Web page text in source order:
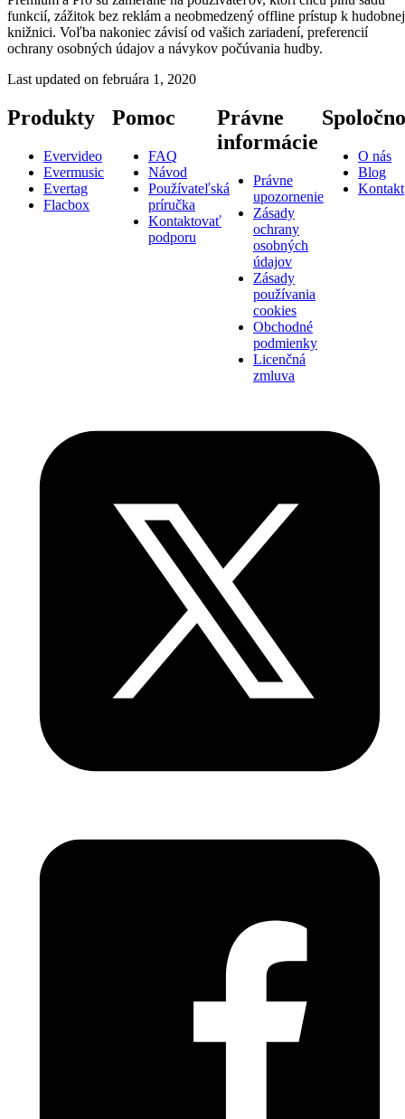
funkcií, zážitok bez reklám a neobmedzený offline prístup k hudobnej
knižnici. Voľba nakoniec závisí od vašich zariadení, preferencií
ochrany osobných údajov a návykov počúvania hudby.
Last updated on februára 1, 2020
Produkty
Evervideo
Evermusic
Evertag
Flacbox
Pomoc
FAQ
Návod
Používateľská
príručka
Kontaktovať
podporu
Právne
informácie
Právne
upozornenie
Zásady
ochrany
osobných
údajov
Zásady
používania
cookies
Obchodné
podmienky
Licenčná
zmluva
O nás
Blog
Kontakt